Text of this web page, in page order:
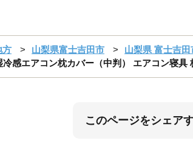
方 山梨県富士吉田市
山梨県 富士吉
冷感エアコン枕カバー（中判） エアコン寝
このページをシェア